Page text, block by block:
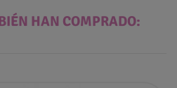
HAN COMPRADO: